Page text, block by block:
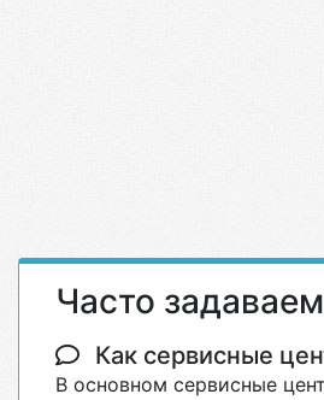
Часто
Как сервисные
В основном сервисные